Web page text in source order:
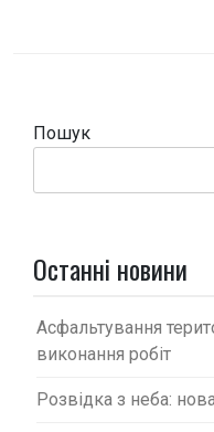
Пошук
Останні новини
Асфальтування
виконання робіт
Розвідка з неба: